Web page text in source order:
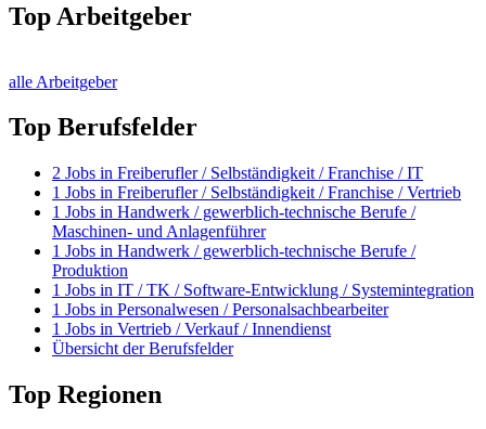
Top Arbeitgeber
alle Arbeitgeber
Top Berufsfelder
2 Jobs in Freiberufler / Selbständigkeit / Franchise / IT
1 Jobs in Freiberufler / Selbständigkeit / Franchise / Vertrieb
1 Jobs in Handwerk / gewerblich-technische Berufe /
Maschinen- und Anlagenführer
1 Jobs in Handwerk / gewerblich-technische Berufe /
Produktion
1 Jobs in IT / TK / Software-Entwicklung / Systemintegration
1 Jobs in Personalwesen / Personalsachbearbeiter
1 Jobs in Vertrieb / Verkauf / Innendienst
Übersicht der Berufsfelder
Top Regionen